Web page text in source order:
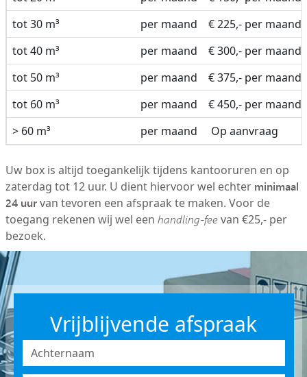
tot 30 m³
per maand
€ 225,- per maand
tot 40 m³
per maand
€ 300,- per maand
tot 50 m³
per maand
€ 375,- per maand
tot 60 m³
per maand
€ 450,- per maand
> 60 m³
per maand Op aanvraag
Uw box is altijd toegankelijk tijdens kantooruren en op
zaterdag tot 12 uur. U dient hiervoor wel echter minimaal
24 uurvan tevoren een afspraak te maken. Voor de
toegang rekenen wij wel een handling-feevan €25,- per
bezoek.
Vrijblijvende afspraak